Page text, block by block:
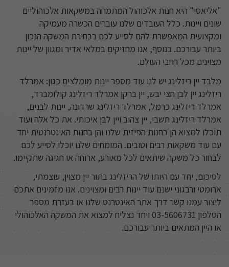
"אליאסי" היא חנות אלכוהול המתמחה במשקאות אלכוהוליים
שונים ויינות. כלל העובדים שלנו עוברים הכשרה מעמיקה
ומקצועית המאפשרת להם לסייע לכם בבחירת המשקה הנכון
ביותר עבורכם. בנוסף, אנו מחזיקים במלאי אדיר ומגוון של יינות
מצוינים מכל רחבי העולם.
מלבד יין ריזלינג יש לנו עוד מספר יינות מומלצים כגון: אמרלד
ריזלינג יין לבן חצי יבש, יין ברקן אמרלד ריזלינג קולומברד,
אמרלד ריזלינג כרמל, אמרלד ריזלינג שרדונה, יינות לבנים,
אמרלד ריזלינג תשבי, יין צהוב ויין לבן איכותי. את כל אלה ועוד
תוכלו למצוא הן בחנות הפיזית שלנו והן בחנות האינטרנטית יחד
עם עוד משקאות רבים וטובים. המומחים שלנו יוכלו לסייע לכם
לבחור כל משקה שיתאים לכל מאורע, ארוחה או חגיגה שתקיימו.
לסיכום, יחד עם היותו של הריזלינג בתור יין מצוין, עוצמתי,
ארומטי ורבגוני ישנם עוד יינות רבים ומצוינים. אנו מזמינים אתכם
ליצור עמנו קשר דרך אתר האינטרנט שלנו או בעזרת מספר
הטלפון 03-5606731 ויחד נצליח למצוא את המשקה האלכוהולי
או היין המתאים ביותר עבורכם.